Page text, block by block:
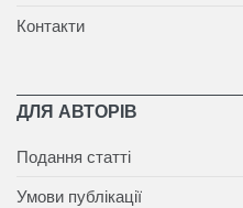
Контакти
ДЛЯ АВТОРІВ
Подання статті
Умови публікації